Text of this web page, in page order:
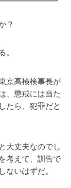
？
。
京高検検事長が
、懲戒には当た
たら、犯罪だと
大丈夫なのでし
考えて、訓告で
ないはずだ。